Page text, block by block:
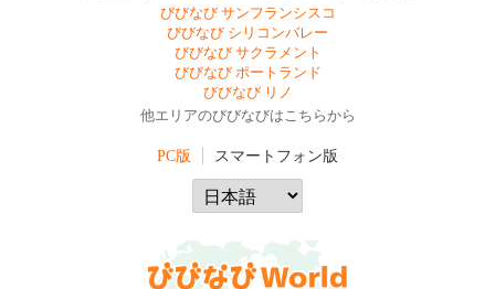
びびなび サンフランシスコ
びびなび シリコンバレー
びびなび サクラメント
びびなび ポートランド
びびなび リノ
他エリアのびびなびはこちらから
PC版 スマートフォン版